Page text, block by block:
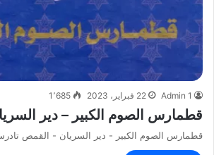
Admin 1 22 فبراير، 2023 1٬685
قطمارس الصوم الكبير – دير
قطمارس الصوم الكبير - دير السريان - القمص